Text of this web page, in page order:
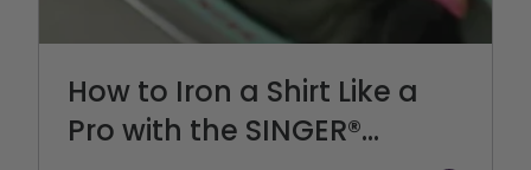
How to Iron a Shirt Like a
Pro with the SINGER®...